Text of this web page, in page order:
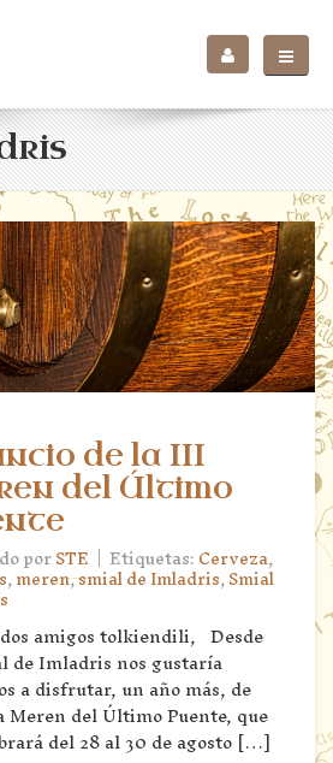
de la III
del Último
porSTE | Etiquetas:Cerveza,
,meren,smial de Imladris,Smial
amigos tolkiendili, Desde
de Imladris nos gustaría
a disfrutar, un año más, de
Meren del Último Puente, que
del 28 al 30 de agosto […]